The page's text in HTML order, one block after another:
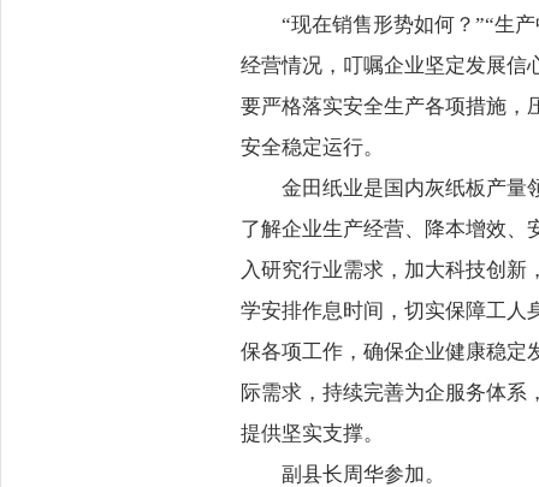
“现在销售形势如何？”“生
经营情况，叮嘱企业坚定发展信
要严格落实安全生产各项措施，
安全稳定运行。
金田纸业是国内灰纸板产量
了解企业生产经营、降本增效、
入研究行业需求，加大科技创
学安排作息时间，切实保障工人
保各项工作，确保企业健康稳定
际需求，持续完善为企服务体
提供坚实支撑。
副县长周华参加。